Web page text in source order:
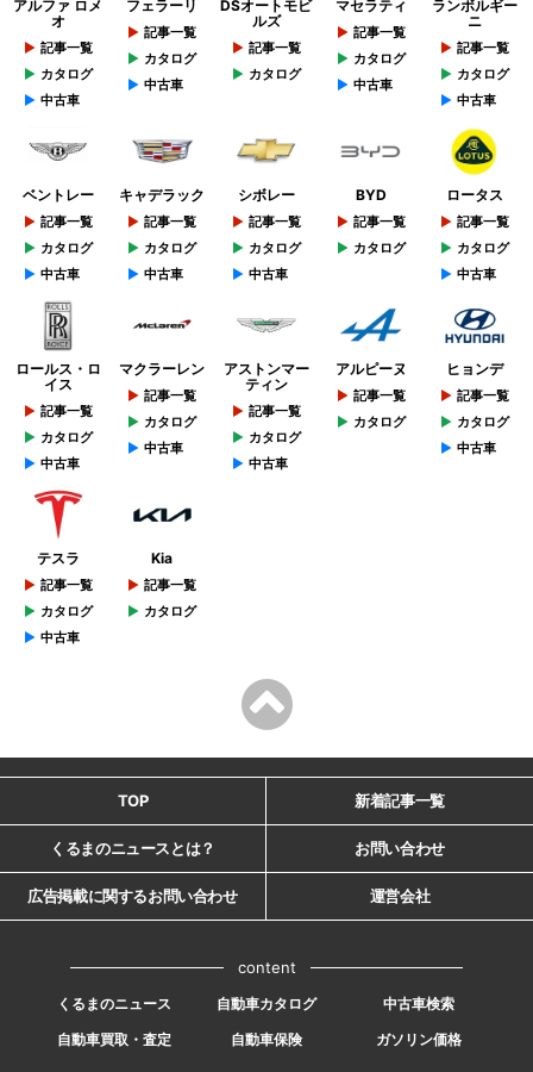
アルファ ロメ
オ
記事一覧
カタログ
中古車
フェラーリ
記事一覧
カタログ
中古車
DSオートモビ
ルズ
記事一覧
カタログ
マセラティ
記事一覧
カタログ
中古車
ランボルギー
ニ
記事一覧
カタログ
中古車
ベントレー
記事一覧
カタログ
中古車
キャデラック
記事一覧
カタログ
中古車
シボレー
記事一覧
カタログ
中古車
BYD
記事一覧
カタログ
ロータス
記事一覧
カタログ
中古車
ロールス・ロ
イス
記事一覧
カタログ
中古車
マクラーレン
記事一覧
カタログ
中古車
アストンマー
ティン
記事一覧
カタログ
中古車
アルピーヌ
記事一覧
カタログ
ヒョンデ
記事一覧
カタログ
中古車
テスラ
記事一覧
カタログ
中古車
Kia
記事一覧
カタログ
TOP 新着記事一覧
くるまのニュースとは？ お問い合わせ
広告掲載に関するお問い合わせ 運営会社
content
くるまのニュース 自動車カタログ
中古車検索
自動車買取・査定
自動車保険 ガソリン価格